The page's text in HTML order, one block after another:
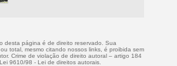
desta página é de direito reservado. Sua
total, mesmo citando nossos links, é proibida sem
Crime de violação de direito autoral – artigo 184
Lei 9610/98 - Lei de direitos autorais